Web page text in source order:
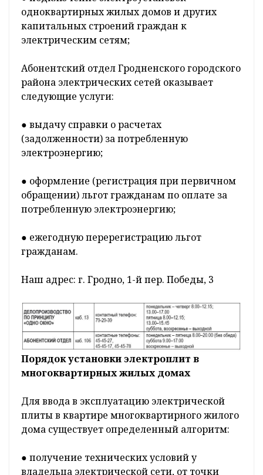
одноквартирных жилых домов и других
капитальных строений граждан к
электрическим сетям;
Абонентский отдел Гродненского городского
района электрических сетей оказывает
следующие услуги:
● выдачу справки о расчетах
(задолженности) за потребленную
электроэнергию;
● оформление (регистрация при первичном
обращении) льгот гражданам по оплате за
потребленную электроэнергию;
● ежегодную перерегистрацию льгот
гражданам.
Наш адрес: г. Гродно, 1-й пер. Победы, 3
Порядок установки электроплит в
многоквартирныхжилых домах
Для ввода в эксплуатацию электрической
плиты в квартире многоквартирного жилого
дома существует определенный алгоритм:
● получение технических условий у
владельца электрической сети, от точки